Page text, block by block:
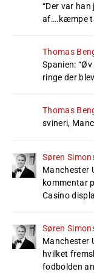
“Der var han
af….kæmpe
Thomas
Spanien: “Øv
ringe der
Thomas
svineri,
Søren
Manchester
kommentar
Casino
Søren
Manchester
hvilket
fodbolden